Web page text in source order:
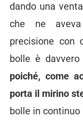
dando una
che ne
precisione con
bolle è davvero
poiché, come
porta il mirino
bolle in